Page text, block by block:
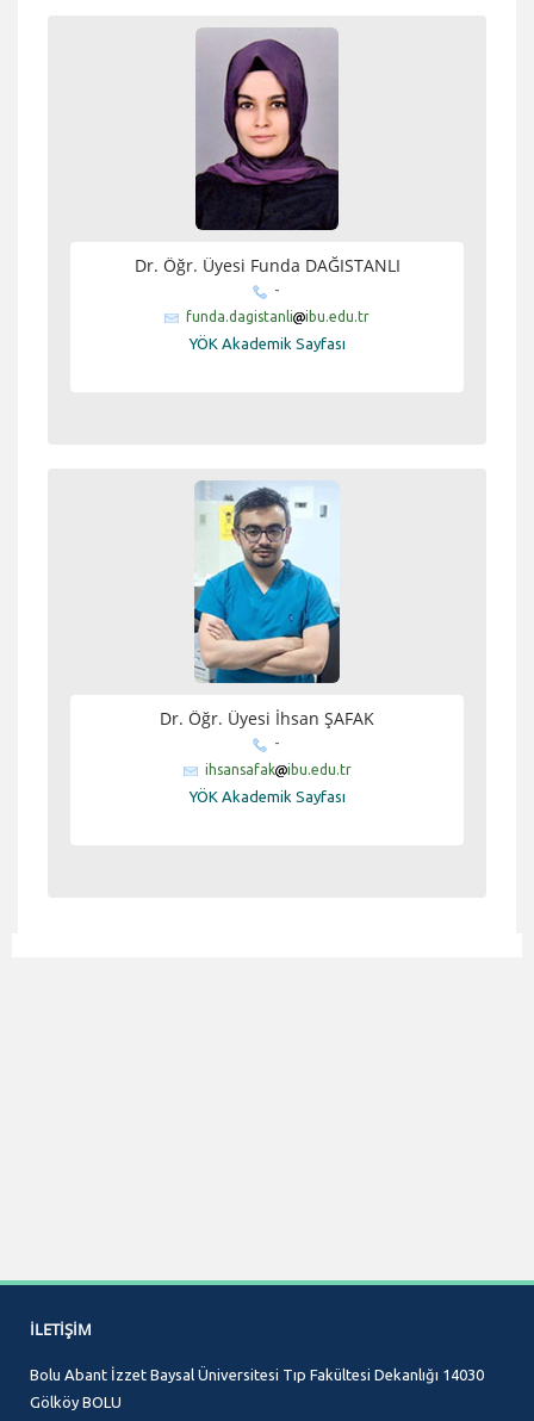
Dr. Öğr. Üyesi Funda DAĞISTANLI
-
funda.dagistanli
ibu.edu.tr
YÖK Akademik Sayfası
Dr. Öğr. Üyesi İhsan ŞAFAK
-
ihsansafak
ibu.edu.tr
YÖK Akademik Sayfası
İLETIŞIM
Bolu Abant İzzet Baysal Üniversitesi Tıp Fakültesi Dekanlığı 14030
Gölköy BOLU